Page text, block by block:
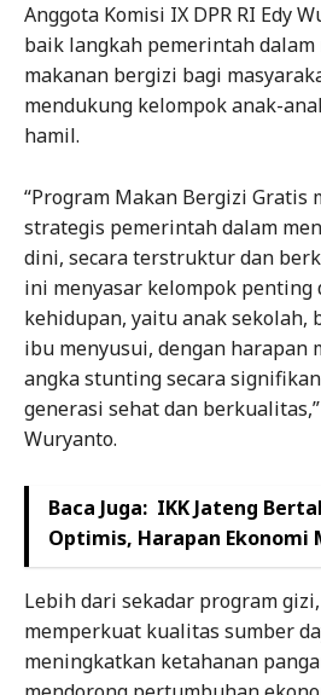
Anggota Komisi IX DPR RI Edy
baik langkah pemerintah dalam
makanan bergizi bagi
mendukung kelompok anak-
hamil.
“Program Makan Bergizi Gratis
strategis pemerintah dalam
dini, secara terstruktur dan
ini menyasar kelompok penting
kehidupan, yaitu anak sekolah,
ibu menyusui, dengan harapan
angka stunting secara
generasi sehat dan
Wuryanto.
Baca Juga: IKK Jateng
Optimis, Harapan Ekonomi
Lebih dari sekadar program
memperkuat kualitas sumber
meningkatkan ketahanan